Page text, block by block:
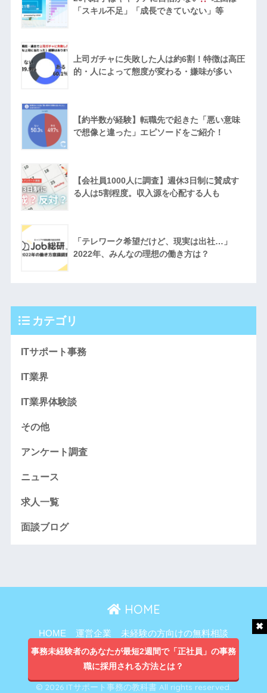
「スキル不足」「成長できていない」等
上司ガチャに失敗した人は約6割！特徴は高圧
的・人によって態度が変わる・嫌味が多い
【約半数が経験】転職先で起きた「悪い意味
で想像と違った」エピソードをご紹介！
【会社員1000人に調査】週休3日制に賛成す
る人は5割程度。収入源を心配する人も
「テレワーク希望だけど、現実は出社…」
2022年、みんなの理想の働き方は？
カテゴリ
ITサポート事務
IT業界
IT業界体験談
その他
アンケート調査
ニュース
求人一覧
面談ブログ
HOME
HOME 運営企業
未経験の方向けの無料相談
主婦向け無料相談
プライバシーポリシー
© 2026 ITサポート事務の教科書 All rights reserved.
事務未経験者のあなたが最短2週間で「正社員」の事務
職に採用される方法とは？